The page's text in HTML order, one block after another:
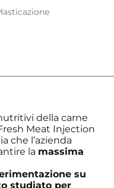
della carne
Meat Injection
che l’azienda
la massima
su
studiato per